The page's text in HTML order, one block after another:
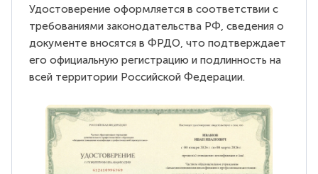
Удостоверение оформляется в соответствии с
требованиями законодательства РФ, сведения о
документе вносятся в ФРДО, что подтверждает
его официальную регистрацию и подлинность на
всей территории Российской Федерации.